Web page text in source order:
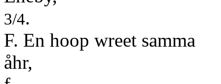
3/4.
F. En hoop wreet samma